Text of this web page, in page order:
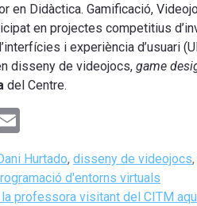
en Didàctica. Gamificació,
en projectes competitius
i experiència d’usuari
disseny de videojocs, game
del Centre.
Hurtado, disseny de videojocs,
d'entorns virtuals
la professora visitant del CITM